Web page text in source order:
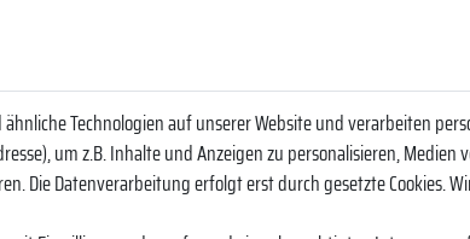
Abonniere unseren Newsletter und
VORNAME
Technologien auf unserer Website und verarbeiten
um z.B. Inhalte und Anzeigen zu personalisieren,
Die Datenverarbeitung erfolgt erst durch gesetzte Cookies.